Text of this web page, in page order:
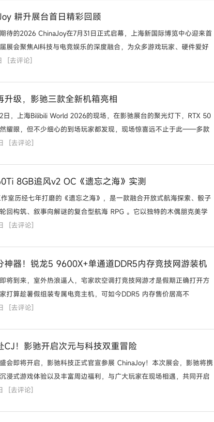
耕升展台首日精彩回顾
待的2026 ChinaJoy在7月31日正式启幕，上海新国际博览中心迎来首
展会聚焦AI科技与电竞娱乐的深度融合，为众多游戏玩家、硬件爱好
[去评论]
升级，影驰三款全新机箱亮相
日，上海Bilibili World 2026的现场，在影驰展台的聚光灯下，RTX 50
耀眼，但不少细心的到场玩家都发现，现场惊喜远不止于此——多款
步
[去评论]
8GB追风v2 OC《遗忘之海》实测
室历经七年打磨的《遗忘之海》，是一款融合开放式航海探索、骰子
回构筑、叙事向解谜的复合型航海 RPG 。它以独特的木偶朋克美学
[去评论]
神器！锐龙5 9600X+单通道DDR5内存竞技网游装机
将到来，室外热浪逼人，宅家吹空调打竞技网游才是假期正确打开方
打算趁暑假组装专属电竞主机，可如今DDR5 内存售价居高不
[去评论]
CJ！影驰开启次元与科技双重冒险
会即将开启，影驰科技正式官宣参展 ChinaJoy！本次展会，影驰将携
浸式游戏体验以及丰富周边福利，与广大玩家在现场相遇，共同开启
[去评论]